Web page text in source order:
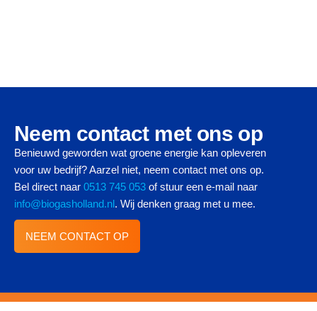
Neem contact met ons op
Benieuwd geworden wat groene energie kan opleveren
voor uw bedrijf? Aarzel niet, neem contact met ons op.
Bel direct naar 0513 745 053 of stuur een e-mail naar
info@biogasholland.nl. Wij denken graag met u mee.
NEEM CONTACT OP